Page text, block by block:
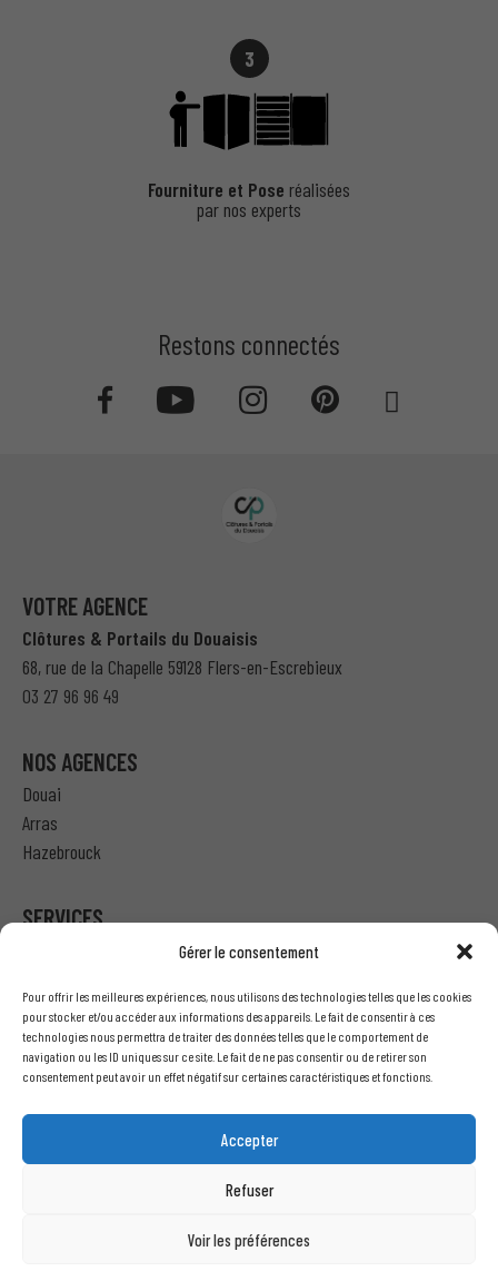
Gérer le consentement
Pour offrir les meilleures expériences, nous utilisons des technologies telles que les cookies
pour stocker et/ou accéder aux informations des appareils. Le fait de consentir à ces
technologies nous permettra de traiter des données telles que le comportement de
navigation ou les ID uniques sur ce site. Le fait de ne pas consentir ou de retirer son
consentement peut avoir un effet négatif sur certaines caractéristiques et fonctions.
Accepter
Refuser
Voir les préférences
3
Fourniture et Pose réalisées
par nos experts
Restons connectés
VOTRE AGENCE
Clôtures & Portails du Douaisis
68, rue de la Chapelle 59128 Flers-en-Escrebieux
03 27 96 96 49
NOS AGENCES
Douai
Arras
Hazebrouck
SERVICES
Professionnel – J’ai besoin d’un devis
Nous écrire
Recrutement
INFORMATIONS LÉGALES
Politique de confidentialité